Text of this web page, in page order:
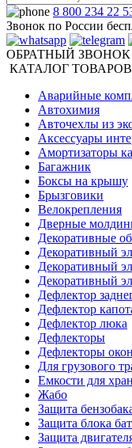
8 800 234 22
Звонок по России
ОБРАТНЫЙ ЗВОНОК
КАТАЛОГ ТОВАРОВ
Аварийные
Автохимия
Авточехлы из
Аксессуары
Амортизаторы
Багажник
Боксы на крышу
Брызговики
Велокрепления
Дверные
Декоративные
Декоративный
Декоративный
Декоративный
Дефлектор
Дефлектор
Дефлектор люка
Дефлекторы
Дефлекторы окон
Для грузового
Емкости для
Жабо
Защита
Защита блока
Защита